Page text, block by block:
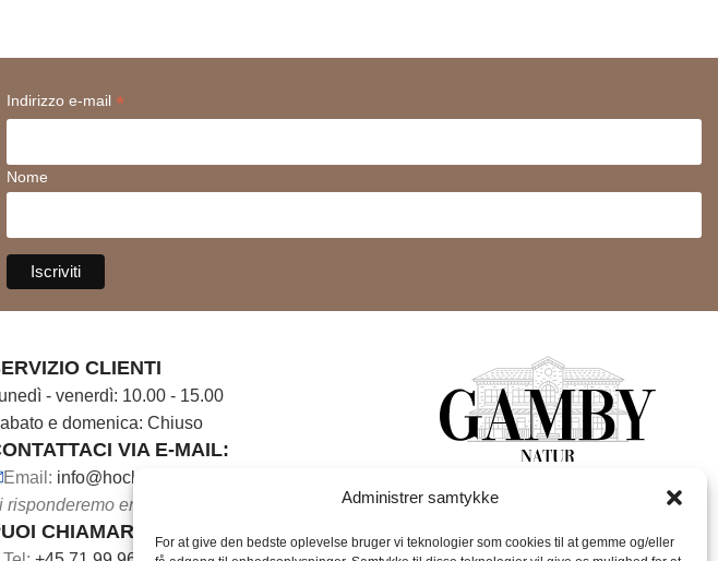
Administrer samtykke
For at give den bedste oplevelse bruger vi teknologier som cookies til at gemme og/eller
Indirizzo e-mail *
Nome
CLIENTI
- venerdì: 10.00 - 15.00
e domenica: Chiuso
VIA E-MAIL:
Email: info@hocl.dk
risponderemo entro 3 giorni lavorativi.
CHIAMARCI AL NUMERO